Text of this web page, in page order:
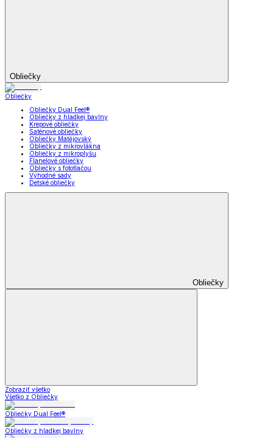
Obliečky
Obliečky
Obliečky Dual Feel®
Obliečky z hladkej bavlny
Krepové obliečky
Saténové obliečky
Obliečky Matějovský
Obliečky z mikrovlákna
Obliečky z mikroplyšu
Flanelové obliečky
Obliečky s fototlačou
Výhodné sady
Detské obliečky
Obliečky
Zobraziť všetko
Všetko z Obliečky
Obliečky Dual Feel®
Obliečky z hladkej bavlny